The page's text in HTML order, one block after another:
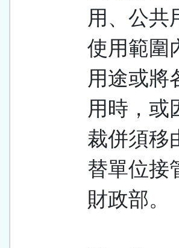
用、公共
使用範圍
用途或將
用時，或
裁併須移
替單位接
財政部。